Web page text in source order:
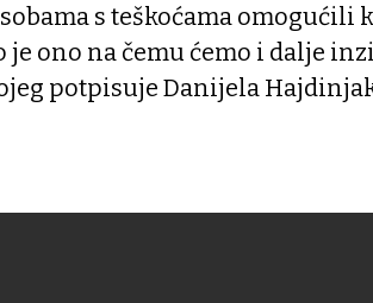
s teškoćama omogućili
je ono na čemu ćemo i dalje
potpisuje Danijela